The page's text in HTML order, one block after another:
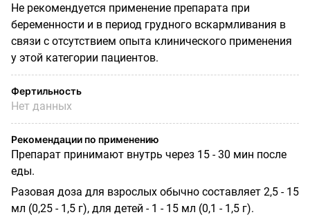
Не рекомендуется применение препарата при
беременности и в период грудного вскармливания в
связи с отсутствием опыта клинического применения
у этой категории пациентов.
Фертильность
Нет данных
Рекомендации по применению
Препарат принимают внутрь через 15 - 30 мин после
еды.
Разовая доза для взрослых обычно составляет 2,5 - 15
мл (0,25 - 1,5 г), для детей - 1 - 15 мл (0,1 - 1,5 г).